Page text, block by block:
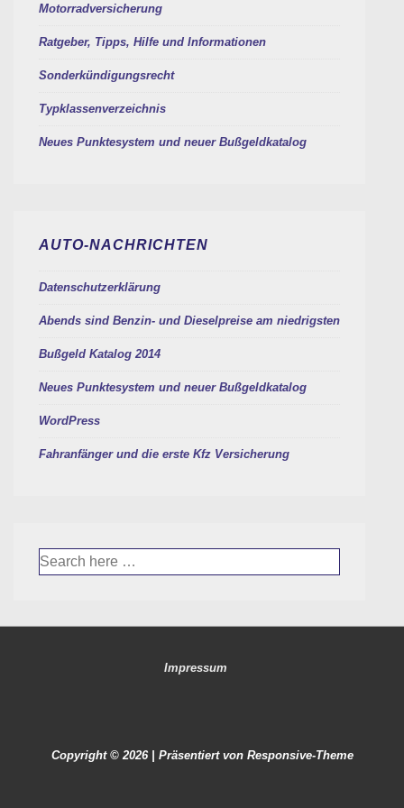
Motorradversicherung
Ratgeber, Tipps, Hilfe und Informationen
Sonderkündigungsrecht
Typklassenverzeichnis
Neues Punktesystem und neuer Bußgeldkatalog
AUTO-NACHRICHTEN
Datenschutzerklärung
Abends sind Benzin- und Dieselpreise am niedrigsten
Bußgeld Katalog 2014
Neues Punktesystem und neuer Bußgeldkatalog
WordPress
Fahranfänger und die erste Kfz Versicherung
Suche
nach:
Footer-
Impressum
Copyright © 2026 | Präsentiert von Responsive-Theme